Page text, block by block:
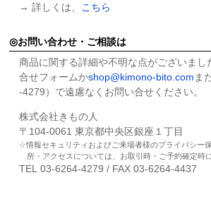
→ 詳しくは、
こちら
お問い合わせ・ご相談は
商品に関する詳細や不明な点がございまし
合せフォームかshop@kimono-bito.com ま
-4279）で遠慮なくお問い合せください。
株式会社きもの人
〒104-0061 東京都中央区銀座１丁目
情報セキュリティおよびご来場者様のプライバシー
所・アクセスについては、お取引時・ご予約確定時
TEL 03-6264-4279 / FAX 03-6264-4437